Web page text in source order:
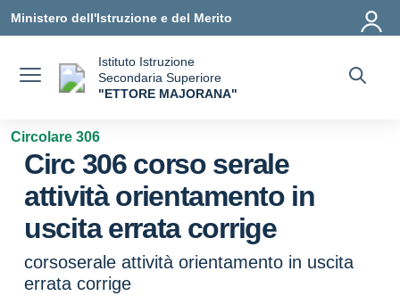
Ministero dell'Istruzione e del Merito
Istituto Istruzione
Secondaria Superiore
"ETTORE MAJORANA"
Circolare 306
Circ 306 corso serale
attività orientamento in
uscita errata corrige
corsoserale attività orientamento in uscita
errata corrige